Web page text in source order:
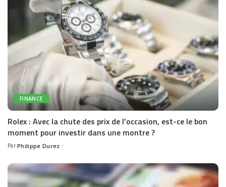
FINANCE
Rolex : Avec la chute des prix de l’occasion, est-ce le bon
moment pour investir dans une montre ?
Posted
Par Philippe Durez